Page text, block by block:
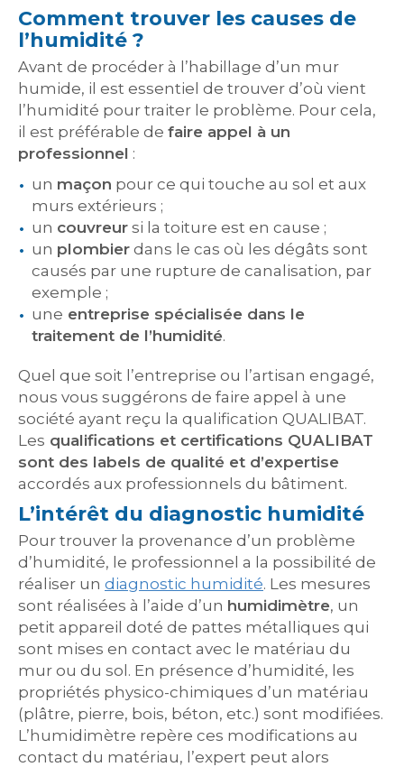
Comment trouver les causes de
l’humidité ?
Avant de procéder à l’habillage d’un mur
humide, il est essentiel de trouver d’où vient
l’humidité pour traiter le problème. Pour cela,
il est préférable de faire appel à un
professionnel :
un maçon pour ce qui touche au sol et aux
murs extérieurs ;
un couvreur si la toiture est en cause ;
un plombier dans le cas où les dégâts sont
causés par une rupture de canalisation, par
exemple ;
une entreprise spécialisée dans le
traitement de l’humidité.
Quel que soit l’entreprise ou l’artisan engagé,
nous vous suggérons de faire appel à une
société ayant reçu la qualification QUALIBAT.
Les qualifications et certifications QUALIBAT
sont des labels de qualité et d’expertise
accordés aux professionnels du bâtiment.
L’intérêt du diagnostic humidité
Pour trouver la provenance d’un problème
d’humidité, le professionnel a la possibilité de
réaliser un diagnostic humidité. Les mesures
sont réalisées à l’aide d’un humidimètre, un
petit appareil doté de pattes métalliques qui
sont mises en contact avec le matériau du
mur ou du sol. En présence d’humidité, les
propriétés physico-chimiques d’un matériau
(plâtre, pierre, bois, béton, etc.) sont modifiées.
L’humidimètre repère ces modifications au
contact du matériau, l’expert peut alors